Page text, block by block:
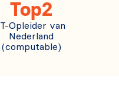
Stappen
en best practices
Top2
IT-Opleider van
Nederland
(computable)